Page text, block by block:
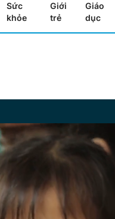
Sức
khỏe
Giới
trẻ
Giáo
dục